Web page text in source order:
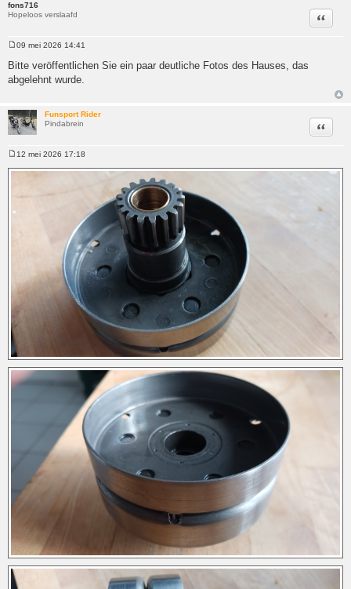
fons716
Hopeloos verslaafd
Citeer
09 mei 2026 14:41
Bitte veröffentlichen Sie ein paar deutliche Fotos des Hauses, das
abgelehnt wurde.
Funsport Rider
Pindabrein
Citeer
12 mei 2026 17:18